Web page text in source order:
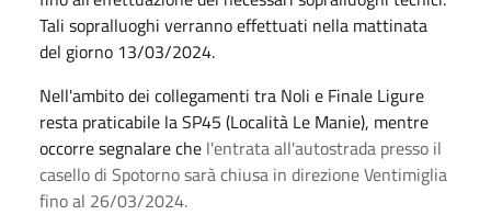
Tali sopralluoghi verranno effettuati nella mattinata
del giorno 13/03/2024.
Nell'ambito dei collegamenti tra Noli e Finale Ligure
resta praticabile la SP45 (Località Le Manie), mentre
occorre segnalare che l'entrata all'autostrada presso il
casello di Spotorno sarà chiusa in direzione Ventimiglia
fino al 26/03/2024.